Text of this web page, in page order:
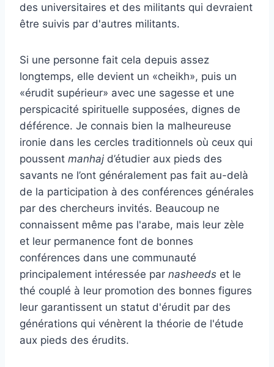
des universitaires et des militants qui devraient
être suivis par d'autres militants.
Si une personne fait cela depuis assez
longtemps, elle devient un «cheikh», puis un
«érudit supérieur» avec une sagesse et une
perspicacité spirituelle supposées, dignes de
déférence. Je connais bien la malheureuse
ironie dans les cercles traditionnels où ceux qui
poussent manhaj d’étudier aux pieds des
savants ne l’ont généralement pas fait au-delà
de la participation à des conférences générales
par des chercheurs invités. Beaucoup ne
connaissent même pas l'arabe, mais leur zèle
et leur permanence font de bonnes
conférences dans une communauté
principalement intéressée par nasheeds et le
thé couplé à leur promotion des bonnes figures
leur garantissent un statut d'érudit par des
générations qui vénèrent la théorie de l'étude
aux pieds des érudits.